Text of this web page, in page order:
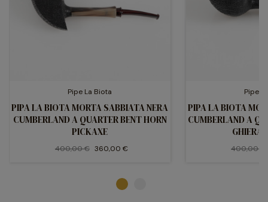
Pipe La Biota
PIPA LA BIOTA MORTA SABBIATA NERA
CUMBERLAND A QUARTER BENT HORN
PICKAXE
400,00 € 360,00 €
Pipe
PIPA LA BIOTA
CUMBERLAND A
GHIERA
400,00 €